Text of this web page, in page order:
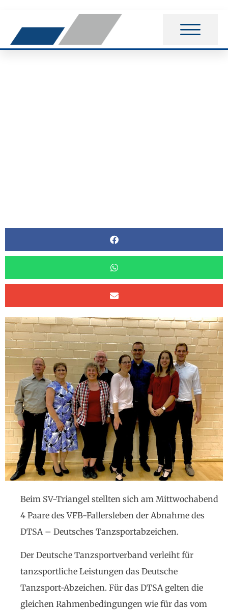
Beim SV-Triangel stellten sich am Mittwochabend
4 Paare des VFB-Fallersleben der Abnahme des
DTSA – Deutsches Tanzsportabzeichen.
Der Deutsche Tanzsportverband verleiht für
tanzsportliche Leistungen das Deutsche
Tanzsport-Abzeichen. Für das DTSA gelten die
gleichen Rahmenbedingungen wie für das vom